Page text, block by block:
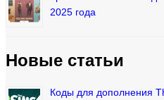
2025 года
Новые статьи
Коды для дополнения